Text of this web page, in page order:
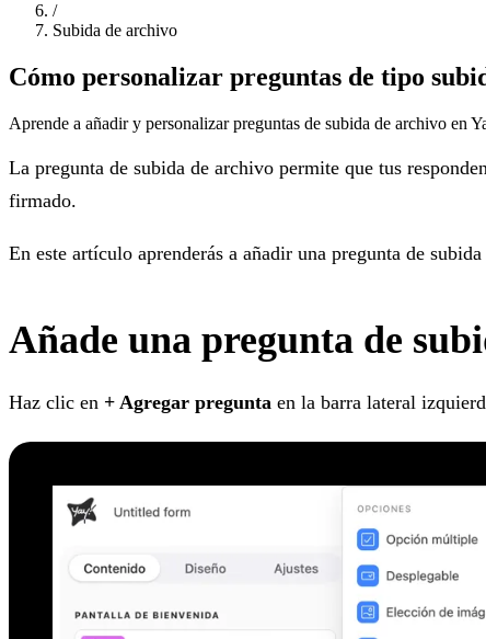
/
Subida de archivo
Cómo personalizar preguntas de tipo
Aprende a añadir y personalizar preguntas de subida de archivo en
La pregunta de subida de archivo permite que tus
firmado.
En este artículo aprenderás a añadir una pregunta de
Añade una pregunta de
Haz clic en + Agregar pregunta en la barra lateral